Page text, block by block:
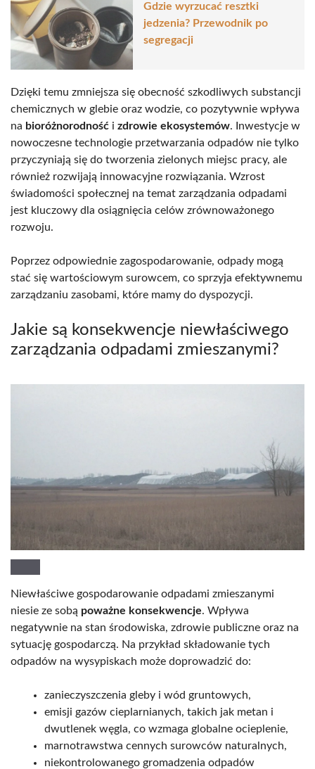
Gdzie wyrzucać resztki
jedzenia? Przewodnik po
segregacji
Dzięki temu zmniejsza się obecność szkodliwych substancji
chemicznych w glebie oraz wodzie, co pozytywnie wpływa
na bioróżnorodność i zdrowie ekosystemów. Inwestycje w
nowoczesne technologie przetwarzania odpadów nie tylko
przyczyniają się do tworzenia zielonych miejsc pracy, ale
również rozwijają innowacyjne rozwiązania. Wzrost
świadomości społecznej na temat zarządzania odpadami
jest kluczowy dla osiągnięcia celów zrównoważonego
rozwoju.
Poprzez odpowiednie zagospodarowanie, odpady mogą
stać się wartościowym surowcem, co sprzyja efektywnemu
zarządzaniu zasobami, które mamy do dyspozycji.
Jakie są konsekwencje niewłaściwego
zarządzania odpadami zmieszanymi?
Niewłaściwe gospodarowanie odpadami zmieszanymi
niesie ze sobą poważne konsekwencje. Wpływa
negatywnie na stan środowiska, zdrowie publiczne oraz na
sytuację gospodarczą. Na przykład składowanie tych
odpadów na wysypiskach może doprowadzić do:
zanieczyszczenia gleby i wód gruntowych,
emisji gazów cieplarnianych, takich jak metan i
dwutlenek węgla, co wzmaga globalne ocieplenie,
marnotrawstwa cennych surowców naturalnych,
niekontrolowanego gromadzenia odpadów